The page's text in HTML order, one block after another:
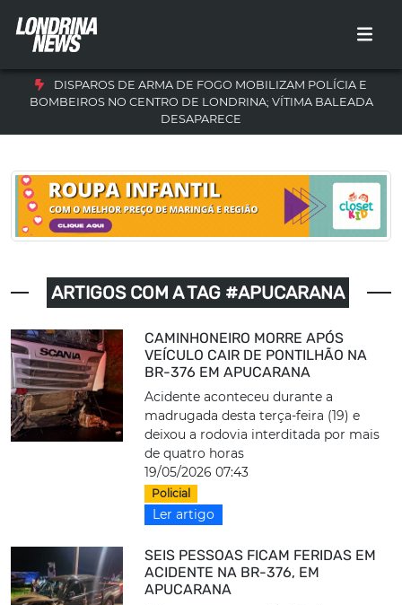
DISPAROS DE ARMA DE FOGO MOBILIZAM POLÍCIA E
BOMBEIROS NO CENTRO DE LONDRINA; VÍTIMA BALEADA
DESAPARECE
ARTIGOS COM A TAG #APUCARANA
CAMINHONEIRO MORRE APÓS
VEÍCULO CAIR DE PONTILHÃO NA
BR-376 EM APUCARANA
Acidente aconteceu durante a
madrugada desta terça-feira (19) e
deixou a rodovia interditada por mais
de quatro horas
19/05/2026 07:43
Policial
Ler artigo
SEIS PESSOAS FICAM FERIDAS EM
ACIDENTE NA BR-376, EM
APUCARANA